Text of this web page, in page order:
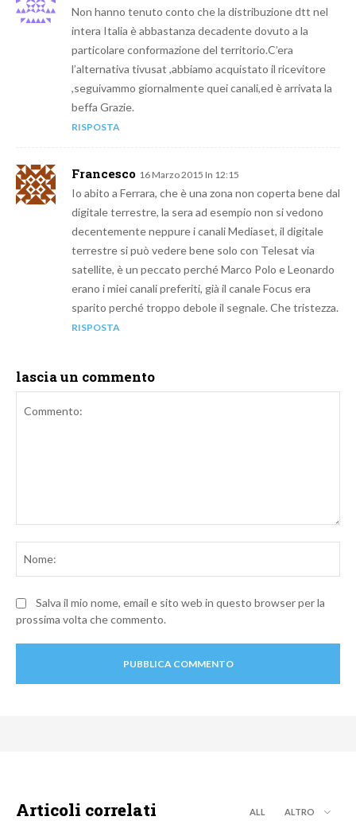
Non hanno tenuto conto che la distribuzione dtt nel
intera Italia è abbastanza decadente dovuto a la
particolare conformazione del territorio.C’era
l’alternativa tivusat ,abbiamo acquistato il ricevitore
,seguivammo giornalmente quei canali,ed è arrivata la
beffa Grazie.
RISPOSTA
Francesco 16 Marzo 2015 In 12:15
Io abito a Ferrara, che è una zona non coperta bene dal
digitale terrestre, la sera ad esempio non si vedono
decentemente neppure i canali Mediaset, il digitale
terrestre si può vedere bene solo con Telesat via
satellite, è un peccato perché Marco Polo e Leonardo
erano i miei canali preferiti, già il canale Focus era
sparito perché troppo debole il segnale. Che tristezza.
RISPOSTA
lascia un commento
Salva il mio nome, email e sito web in questo browser per la
prossima volta che commento.
Articoli correlati ALL ALTRO